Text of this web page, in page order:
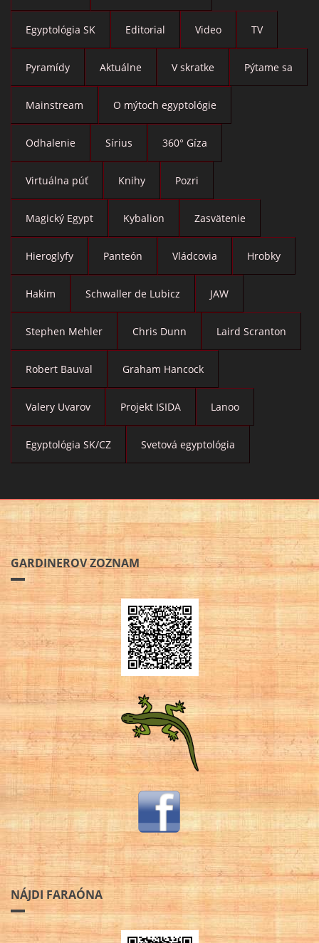
Egyptológia SK Editorial Video TV
Pyramídy Aktuálne V skratke Pýtame sa
Mainstream O mýtoch egyptológie
Odhalenie Sírius 360° Gíza
Virtuálna púť Knihy Pozri
Magický Egypt Kybalion Zasvätenie
Hieroglyfy Panteón Vládcovia Hrobky
Hakim Schwaller de Lubicz JAW
Stephen Mehler Chris Dunn Laird Scranton
Robert Bauval Graham Hancock
Valery Uvarov Projekt ISIDA Lanoo
Egyptológia SK/CZ Svetová egyptológia
GARDINEROV ZOZNAM
NÁJDI FARAÓNA